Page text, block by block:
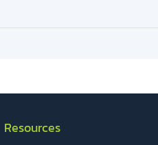
Resources